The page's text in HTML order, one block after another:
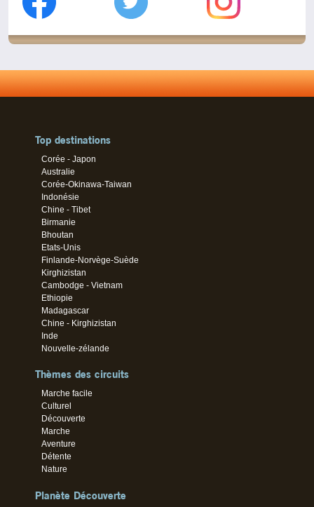
Top destinations
Corée - Japon
Australie
Corée-Okinawa-Taiwan
Indonésie
Chine - Tibet
Birmanie
Bhoutan
Etats-Unis
Finlande-Norvège-Suède
Kirghizistan
Cambodge - Vietnam
Ethiopie
Madagascar
Chine - Kirghizistan
Inde
Nouvelle-zélande
Thèmes des circuits
Marche facile
Culturel
Découverte
Marche
Aventure
Détente
Nature
Planète Découverte